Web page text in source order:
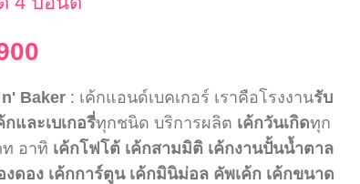
Baker : เค้กแอนด์เบคเกอร์ เราคือโรงงานรับ
กและเบเกอรี่ทุกชนิด บริการผลิต เค้กวันเกิดทุก
ท อาทิ เค้กโฟโต้ เค้กสามมิติ เค้กงานปั้นน้ำตาล
งดอง เค้กการ์ตูน เค้กมินิม่อล คัพเค้ก เค้กขนาด